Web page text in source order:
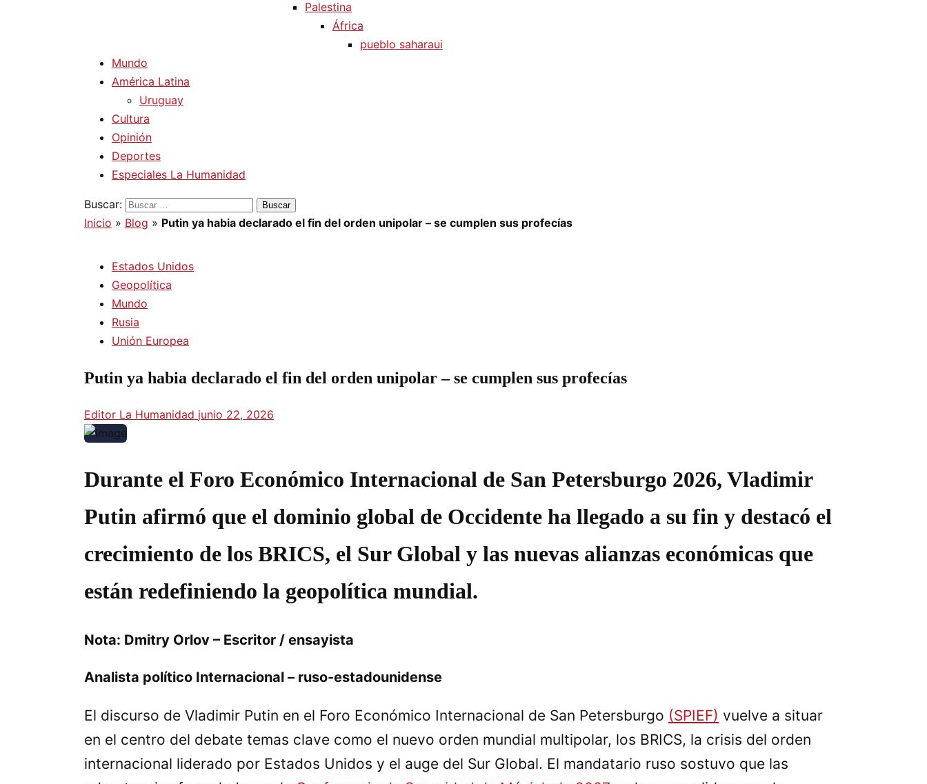
Palestina
África
pueblo saharaui
Mundo
América Latina
Uruguay
Cultura
Opinión
Deportes
Especiales La Humanidad
Buscar:
Inicio » Blog » Putin ya habia declarado el fin del orden unipolar – se cumplen sus profecías
Estados Unidos
Geopolítica
Mundo
Rusia
Unión Europea
Putin ya habia declarado el fin del orden unipolar – se cumplen sus profecías
Editor La Humanidad junio 22, 2026
Durante el Foro Económico Internacional de San Petersburgo 2026, Vladimir
Putin afirmó que el dominio global de Occidente ha llegado a su fin y destacó el
crecimiento de los BRICS, el Sur Global y las nuevas alianzas económicas que
están redefiniendo la geopolítica mundial.
Nota: Dmitry Orlov – Escritor / ensayista
Analista político Internacional – ruso-estadounidense
El discurso de Vladimir Putin en el Foro Económico Internacional de San Petersburgo (SPIEF) vuelve a situar
en el centro del debate temas clave como el nuevo orden mundial multipolar, los BRICS, la crisis del orden
internacional liderado por Estados Unidos y el auge del Sur Global. El mandatario ruso sostuvo que las